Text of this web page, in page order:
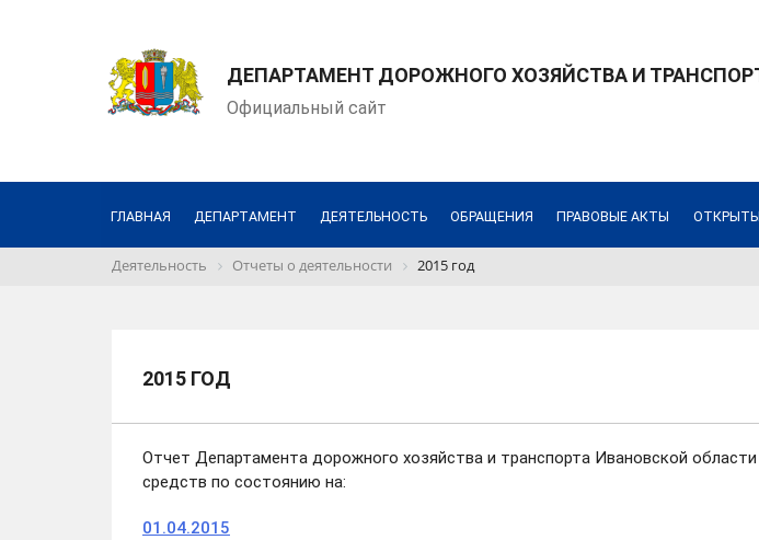
ДЕПАРТАМЕНТ ДОРОЖНОГО ХОЗЯЙСТВА И
Официальный сайт
ГЛАВНАЯ ДЕПАРТАМЕНТ ДЕЯТЕЛЬНОСТЬ ОБРАЩЕНИЯ ПРАВОВЫЕ АКТЫ
Деятельность Отчеты о деятельности 2015 год
2015 ГОД
Отчет Департамента дорожного хозяйства и транспорта Ивановской
средств по состоянию на:
01.04.2015